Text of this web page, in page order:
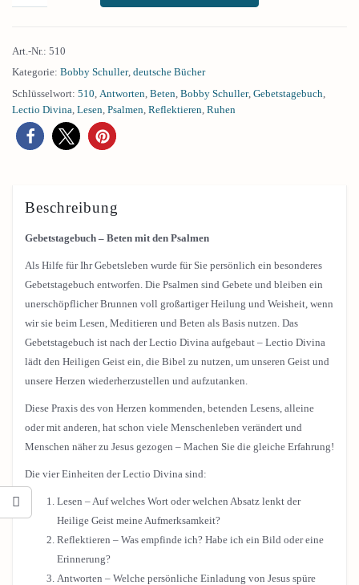
Art.-Nr.: 510
Kategorie: Bobby Schuller, deutsche Bücher
Schlüsselwort: 510 Antworten Beten Bobby Schuller, Gebetstagebuch
Lectio Divina Lesen Psalmen Reflektieren Ruhen
Beschreibung
Gebetstagebuch – Beten mit den Psalmen
Als Hilfe für Ihr Gebetsleben wurde für Sie persönlich ein besonderes
Gebetstagebuch entworfen. Die Psalmen sind Gebete und bleiben ein
unerschöpflicher Brunnen voll großartiger Heilung und Weisheit, wenn
wir sie beim Lesen, Meditieren und Beten als Basis nutzen. Das
Gebetstagebuch ist nach der Lectio Divina aufgebaut – Lectio Divina
lädt den Heiligen Geist ein, die Bibel zu nutzen, um unseren Geist und
unsere Herzen wiederherzustellen und aufzutanken.
Diese Praxis des von Herzen kommenden, betenden Lesens, alleine
oder mit anderen, hat schon viele Menschenleben verändert und
Menschen näher zu Jesus gezogen – Machen Sie die gleiche Erfahrung!
Die vier Einheiten der Lectio Divina sind:
Lesen – Auf welches Wort oder welchen Absatz lenkt der
Heilige Geist meine Aufmerksamkeit?
Reflektieren – Was empfinde ich? Habe ich ein Bild oder eine
Erinnerung?
Antworten – Welche persönliche Einladung von Jesus spüre